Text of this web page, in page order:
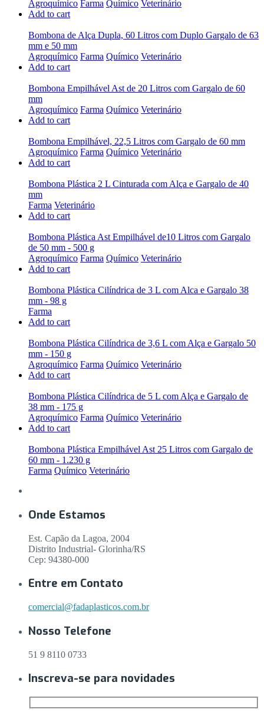
Agroquímico Farma Químico Veterinário
Add to cart
Bombona de Alça Dupla, 60 Litros com Duplo Gargalo de 63
mm e 50 mm
Agroquímico Farma Químico Veterinário
Add to cart
Bombona Empilhável Ast de 20 Litros com Gargalo de 60
mm
Agroquímico Farma Químico Veterinário
Add to cart
Bombona Empilhável, 22,5 Litros com Gargalo de 60 mm
Agroquímico Farma Químico Veterinário
Add to cart
Bombona Plástica 2 L Cinturada com Alça e Gargalo de 40
mm
Farma Veterinário
Add to cart
Bombona Plástica Ast Empilhável de10 Litros com Gargalo
de 50 mm - 500 g
Agroquímico Farma Químico Veterinário
Add to cart
Bombona Plástica Cilíndrica de 3 L com Alca e Gargalo 38
mm - 98 g
Farma
Add to cart
Bombona Plástica Cilíndrica de 3,6 L com Alça e Gargalo 50
mm - 150 g
Agroquímico Farma Químico Veterinário
Add to cart
Bombona Plástica Cilíndrica de 5 L com Alça e Gargalo de
38 mm - 175 g
Agroquímico Farma Químico Veterinário
Add to cart
Bombona Plástica Empilhável Ast 25 Litros com Gargalo de
60 mm - 1.230 g
Farma Químico Veterinário
Onde Estamos
Est. Capão da Lagoa, 2004
Distrito Industrial- Glorinha/RS
Cep: 94380-000
Entre em Contato
comercial@fadaplasticos.com.br
Nosso Telefone
51 9 8110 0733
Inscreva-se para novidades